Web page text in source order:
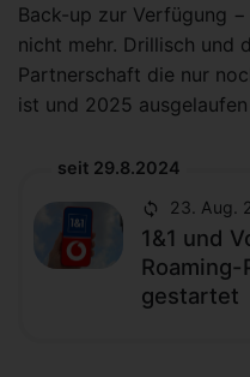
Back-up zur Verfügung
nicht mehr. Drillisch und
Partnerschaft die nur
ist und 2025
seit 29.8.2024
23. Aug.
1&1 und
gestartet